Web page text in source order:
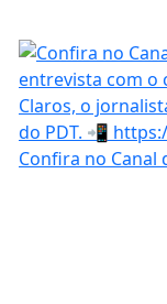
Confira no Canal